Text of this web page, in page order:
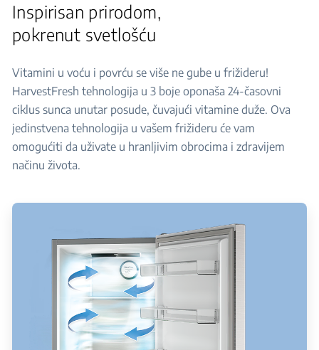
Inspirisan prirodom,
pokrenut svetlošću
Vitamini u voću i povrću se više ne gube u frižideru!
HarvestFresh tehnologija u 3 boje oponaša 24-časovni
ciklus sunca unutar posude, čuvajući vitamine duže. Ova
jedinstvena tehnologija u vašem frižideru će vam
omogućiti da uživate u hranljivim obrocima i zdravijem
načinu života.